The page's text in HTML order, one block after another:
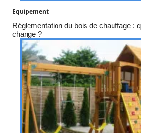
Equipement
Réglementation du bois de chauffage :
change ?